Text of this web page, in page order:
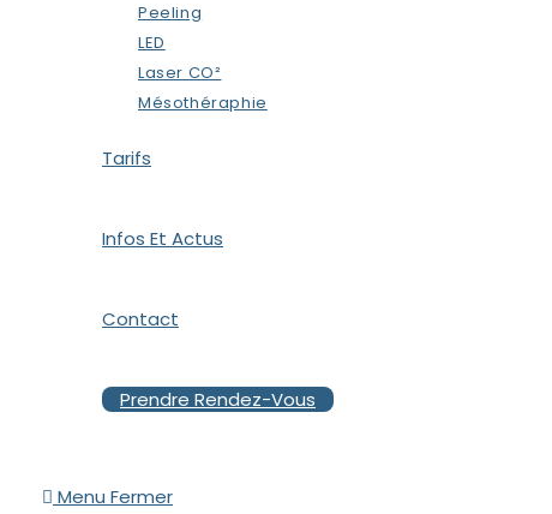
Peeling
LED
Laser CO²
Mésothéraphie
Tarifs
Infos Et Actus
Contact
Prendre Rendez-Vous
Menu Fermer